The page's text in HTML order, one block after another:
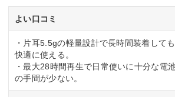
マイク
リモコン
よい口コミ
・片耳5.5gの軽量設計で長時間装着して
快適に使える。
・最大28時間再生で日常使いに十分な電
の手間が少ない。